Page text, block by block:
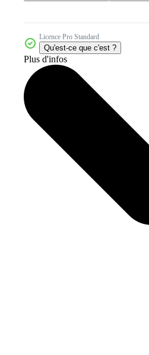
Licence Pro Standard
Qu'est-ce que c'est ?
Plus d'infos